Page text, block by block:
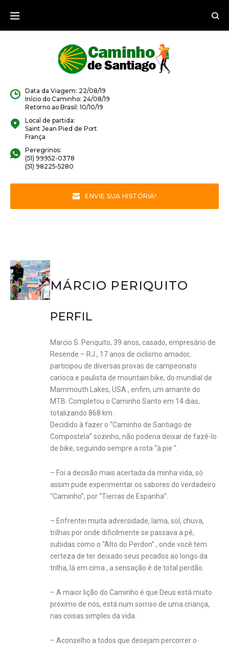
para
Data da Viagem: 22/08/19
Início do Caminho: 24/08/19
Retorno ao Brasil: 10/10/19
Local de partida:
Saint Jean Pied de Port
França
Peregrinos:
(51) 99952-0378
(51) 98225-5280
ENVIE SUA HISTÓRIA!
MÁRCIO PERIQUITO
PERFIL
Marcio S. Periquito, 39 anos, casado, empresário de
Resende – RJ., 17 anos de ciclismo amador,
participou de diversas provas de campeonato
carioca e paulista de mountain bike, do mundial de
Mammouth Lakes, USA., enfim, um amante do
MTB. Completou o Caminho Santo em 14 dias,
totalizando 868 km .
Decidido à fazer o “Caminho de Santiago de
Compostela” sozinho, não poderia deixar de fazê-lo
de bike, seguindo sempre a rota “à pie “.
– Foi a decisão mais acertada da minha vida, só
assim pude experimentar os sabores do verdadeiro
“Caminho”, por “Tierras de Espanha”.
– Enfrentei muita adversidade, lama, sol, chuva,
trilhas por onde dificilmente se passava a pé,
subidas como o “Alto do Perdon”., onde você tem
certeza de ter deixado seus pecados ao longo da
trilha, lá em cima , a sensação é de total perdão.
– A maior lição do Caminho é que Deus está muito
próximo de nós, está num sorriso de uma criança,
nas coisas simples da vida.
– Aconselho a todos que desejam percorrer o